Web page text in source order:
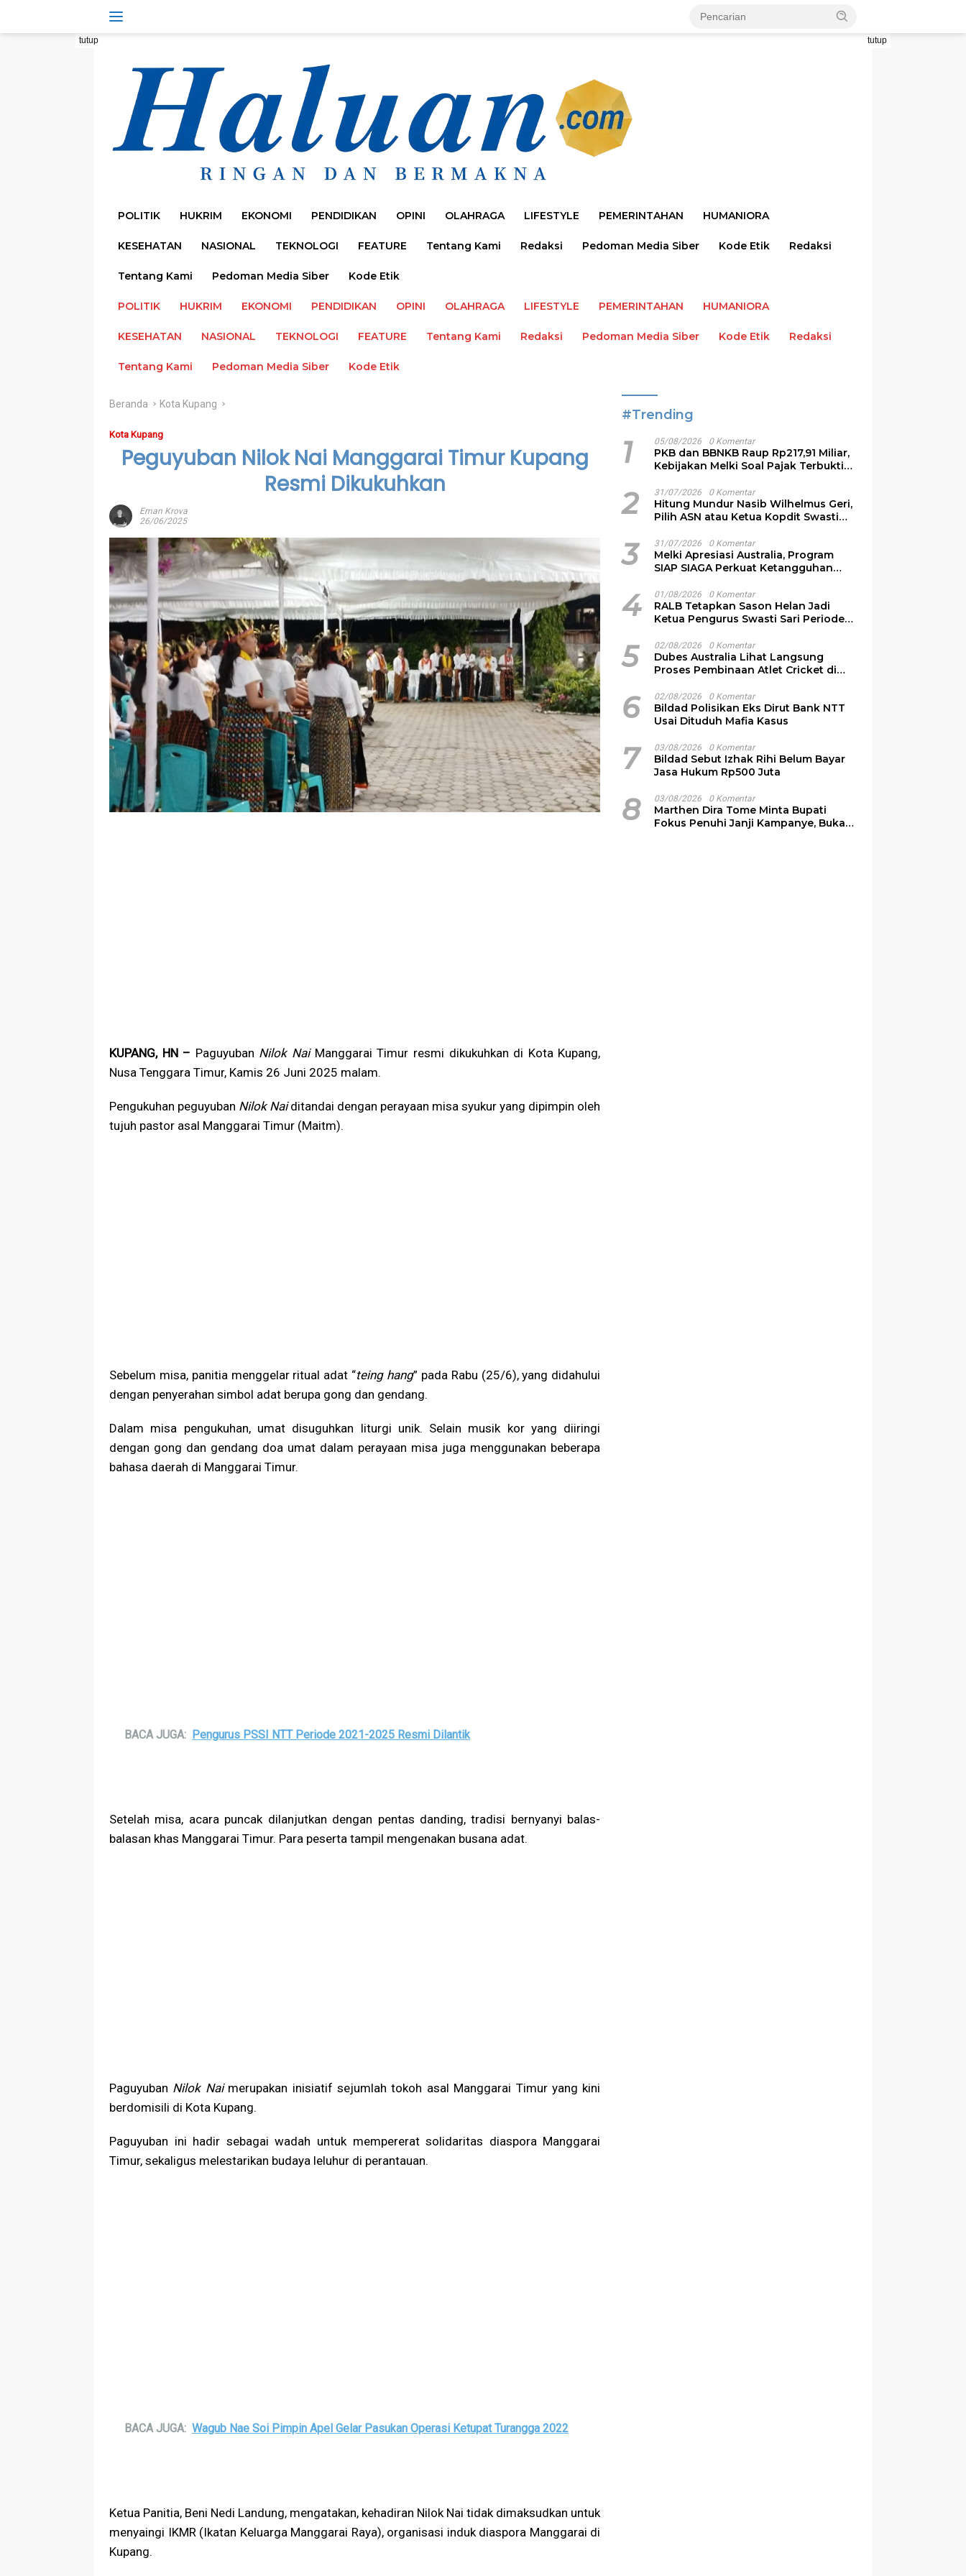
tutup tutup
POLITIK HUKRIM EKONOMI PENDIDIKAN OPINI OLAHRAGA LIFESTYLE PEMERINTAHAN HUMANIORA
KESEHATAN NASIONAL TEKNOLOGI FEATURE Tentang Kami Redaksi Pedoman Media Siber Kode Etik Redaksi
Tentang Kami Pedoman Media Siber Kode Etik
POLITIK HUKRIM EKONOMI PENDIDIKAN OPINI OLAHRAGA LIFESTYLE PEMERINTAHAN HUMANIORA
KESEHATAN NASIONAL TEKNOLOGI FEATURE Tentang Kami Redaksi Pedoman Media Siber Kode Etik Redaksi
Tentang Kami Pedoman Media Siber Kode Etik
Beranda Kota Kupang
Kota Kupang
Peguyuban Nilok Nai Manggarai Timur Kupang
Resmi Dikukuhkan
Eman Krova
26/06/2025
KUPANG, HN – Paguyuban Nilok NaiManggarai Timur resmi dikukuhkan di Kota Kupang,
Nusa Tenggara Timur, Kamis 26 Juni 2025 malam.
Pengukuhan peguyuban Nilok Naiditandai dengan perayaan misa syukur yang dipimpin oleh
tujuh pastor asal Manggarai Timur (Maitm).
Sebelum misa, panitia menggelar ritual adat “teing hang” pada Rabu (25/6), yang didahului
dengan penyerahan simbol adat berupa gong dan gendang.
Dalam misa pengukuhan, umat disuguhkan liturgi unik. Selain musik kor yang diiringi
dengan gong dan gendang doa umat dalam perayaan misa juga menggunakan beberapa
bahasa daerah di Manggarai Timur.
BACA JUGA: Pengurus PSSI NTT Periode 2021-2025 Resmi Dilantik
Setelah misa, acara puncak dilanjutkan dengan pentas danding, tradisi bernyanyi balas-
balasan khas Manggarai Timur. Para peserta tampil mengenakan busana adat.
Paguyuban Nilok Naimerupakan inisiatif sejumlah tokoh asal Manggarai Timur yang kini
berdomisili di Kota Kupang.
Paguyuban ini hadir sebagai wadah untuk mempererat solidaritas diaspora Manggarai
Timur, sekaligus melestarikan budaya leluhur di perantauan.
BACA JUGA: Wagub Nae Soi Pimpin Apel Gelar Pasukan Operasi Ketupat Turangga 2022
Ketua Panitia, Beni Nedi Landung, mengatakan, kehadiran Nilok Nai tidak dimaksudkan untuk
menyaingi IKMR (Ikatan Keluarga Manggarai Raya), organisasi induk diaspora Manggarai di
Kupang.
#Trending
1 05/08/2026 0 Komentar
PKB dan BBNKB Raup Rp217,91 Miliar,
Kebijakan Melki Soal Pajak Terbukti
2 31/07/2026 0 Komentar
Hitung Mundur Nasib Wilhelmus Geri,
Pilih ASN atau Ketua Kopdit Swasti
3 31/07/2026 0 Komentar
Melki Apresiasi Australia, Program
SIAP SIAGA Perkuat Ketangguhan
4 01/08/2026 0 Komentar
RALB Tetapkan Sason Helan Jadi
Ketua Pengurus Swasti Sari Periode
5 02/08/2026 0 Komentar
Dubes Australia Lihat Langsung
Proses Pembinaan Atlet Cricket di
6 02/08/2026 0 Komentar
Bildad Polisikan Eks Dirut Bank NTT
Usai Dituduh Mafia Kasus
7 03/08/2026 0 Komentar
Bildad Sebut Izhak Rihi Belum Bayar
Jasa Hukum Rp500 Juta
8 03/08/2026 0 Komentar
Marthen Dira Tome Minta Bupati
Fokus Penuhi Janji Kampanye, Bukan